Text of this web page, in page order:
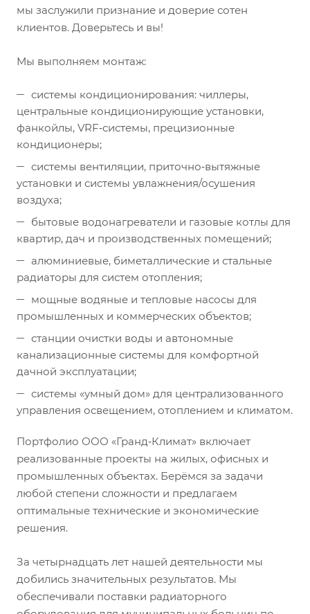
мы заслужили признание и доверие сотен
клиентов. Доверьтесь и вы!
Мы выполняем монтаж:
системы кондиционирования: чиллеры,
центральные кондиционирующие установки,
фанкойлы, VRF‑системы, прецизионные
кондиционеры;
системы вентиляции, приточно‑вытяжные
установки и системы увлажнения/осушения
воздуха;
бытовые водонагреватели и газовые котлы для
квартир, дач и производственных помещений;
алюминиевые, биметаллические и стальные
радиаторы для систем отопления;
мощные водяные и тепловые насосы для
промышленных и коммерческих объектов;
станции очистки воды и автономные
канализационные системы для комфортной
дачной эксплуатации;
системы «умный дом» для централизованного
управления освещением, отоплением и климатом.
Портфолио ООО «Гранд‑Климат» включает
реализованные проекты на жилых, офисных и
промышленных объектах. Берёмся за задачи
любой степени сложности и предлагаем
оптимальные технические и экономические
решения.
За четырнадцать лет нашей деятельности мы
добились значительных результатов. Мы
обеспечивали поставки радиаторного